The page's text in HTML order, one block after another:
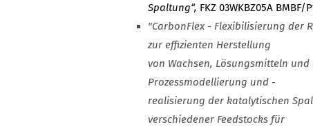
Spaltung“, FKZ 03WKBZ05A BMBF/
"CarbonFlex - Flexibilisierung der
zur effizienten Herstellung
von Wachsen, Lösungsmitteln und
Prozessmodellierung und -
realisierung der katalytischen
verschiedener Feedstocks für